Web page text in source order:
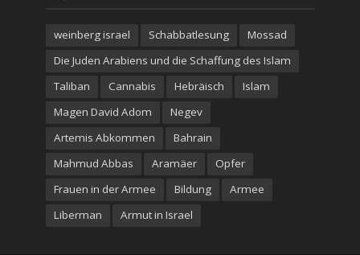
weinberg israel Schabbatlesung
Mossad
Die Juden Arabiens und die Schaffung des Islam
Taliban
Cannabis Hebräisch
Islam
Magen David Adom
Negev
Artemis Abkommen
Bahrain
Mahmud Abbas
Aramäer
Opfer
Frauen in der Armee
Bildung
Armee
Liberman
Armut in Israel